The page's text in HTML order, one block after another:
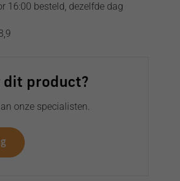
16:00 besteld, dezelfde dag
dit product?
onze specialisten.